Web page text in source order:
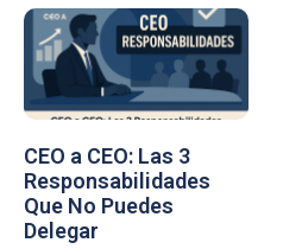
CEO a CEO: Las 3
Responsabilidades
Que No Puedes
Delegar